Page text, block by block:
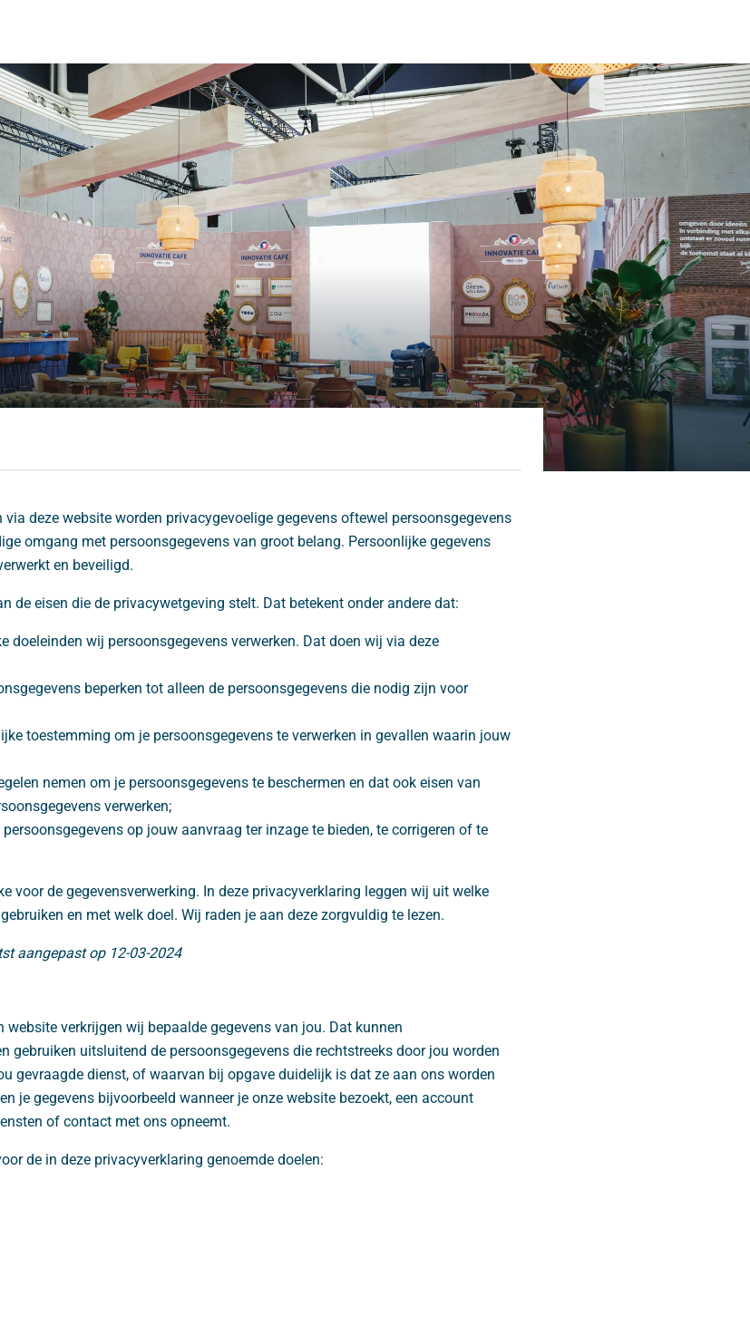
deze website worden privacygevoelige gegevens oftewel persoonsgegevens
omgang met persoonsgegevens van groot belang. Persoonlijke gegevens
en beveiligd.
de eisen die de privacywetgeving stelt. Dat betekent onder andere dat:
doeleinden wij persoonsgegevens verwerken. Dat doen wij via deze
beperken tot alleen de persoonsgegevens die nodig zijn voor
toestemming om je persoonsgegevens te verwerken in gevallen waarin jouw
nemen om je persoonsgegevens te beschermen en dat ook eisen van
verwerken;
op jouw aanvraag ter inzage te bieden, te corrigeren of te
voor de gegevensverwerking. In deze privacyverklaring leggen wij uit welke
en met welk doel. Wij raden je aan deze zorgvuldig te lezen.
aangepast op 12-03-2024
website verkrijgen wij bepaalde gegevens van jou. Dat kunnen
gebruiken uitsluitend de persoonsgegevens die rechtstreeks door jou worden
gevraagde dienst, of waarvan bij opgave duidelijk is dat ze aan ons worden
je gegevens bijvoorbeeld wanneer je onze website bezoekt, een account
of contact met ons opneemt.
de in deze privacyverklaring genoemde doelen: